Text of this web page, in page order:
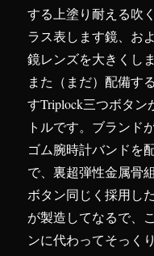
する上塗り耐える吹
ラス表します鏡、お
鏡レンズを大きくし
また（まだ）配備す
すTriplock三つボタン
トルです。ブランド
ゴム腕時計バンドを
で、裏超弾性金属骨
ボタン同じく採用し
が製造してなるで、
ンに代わってそっく